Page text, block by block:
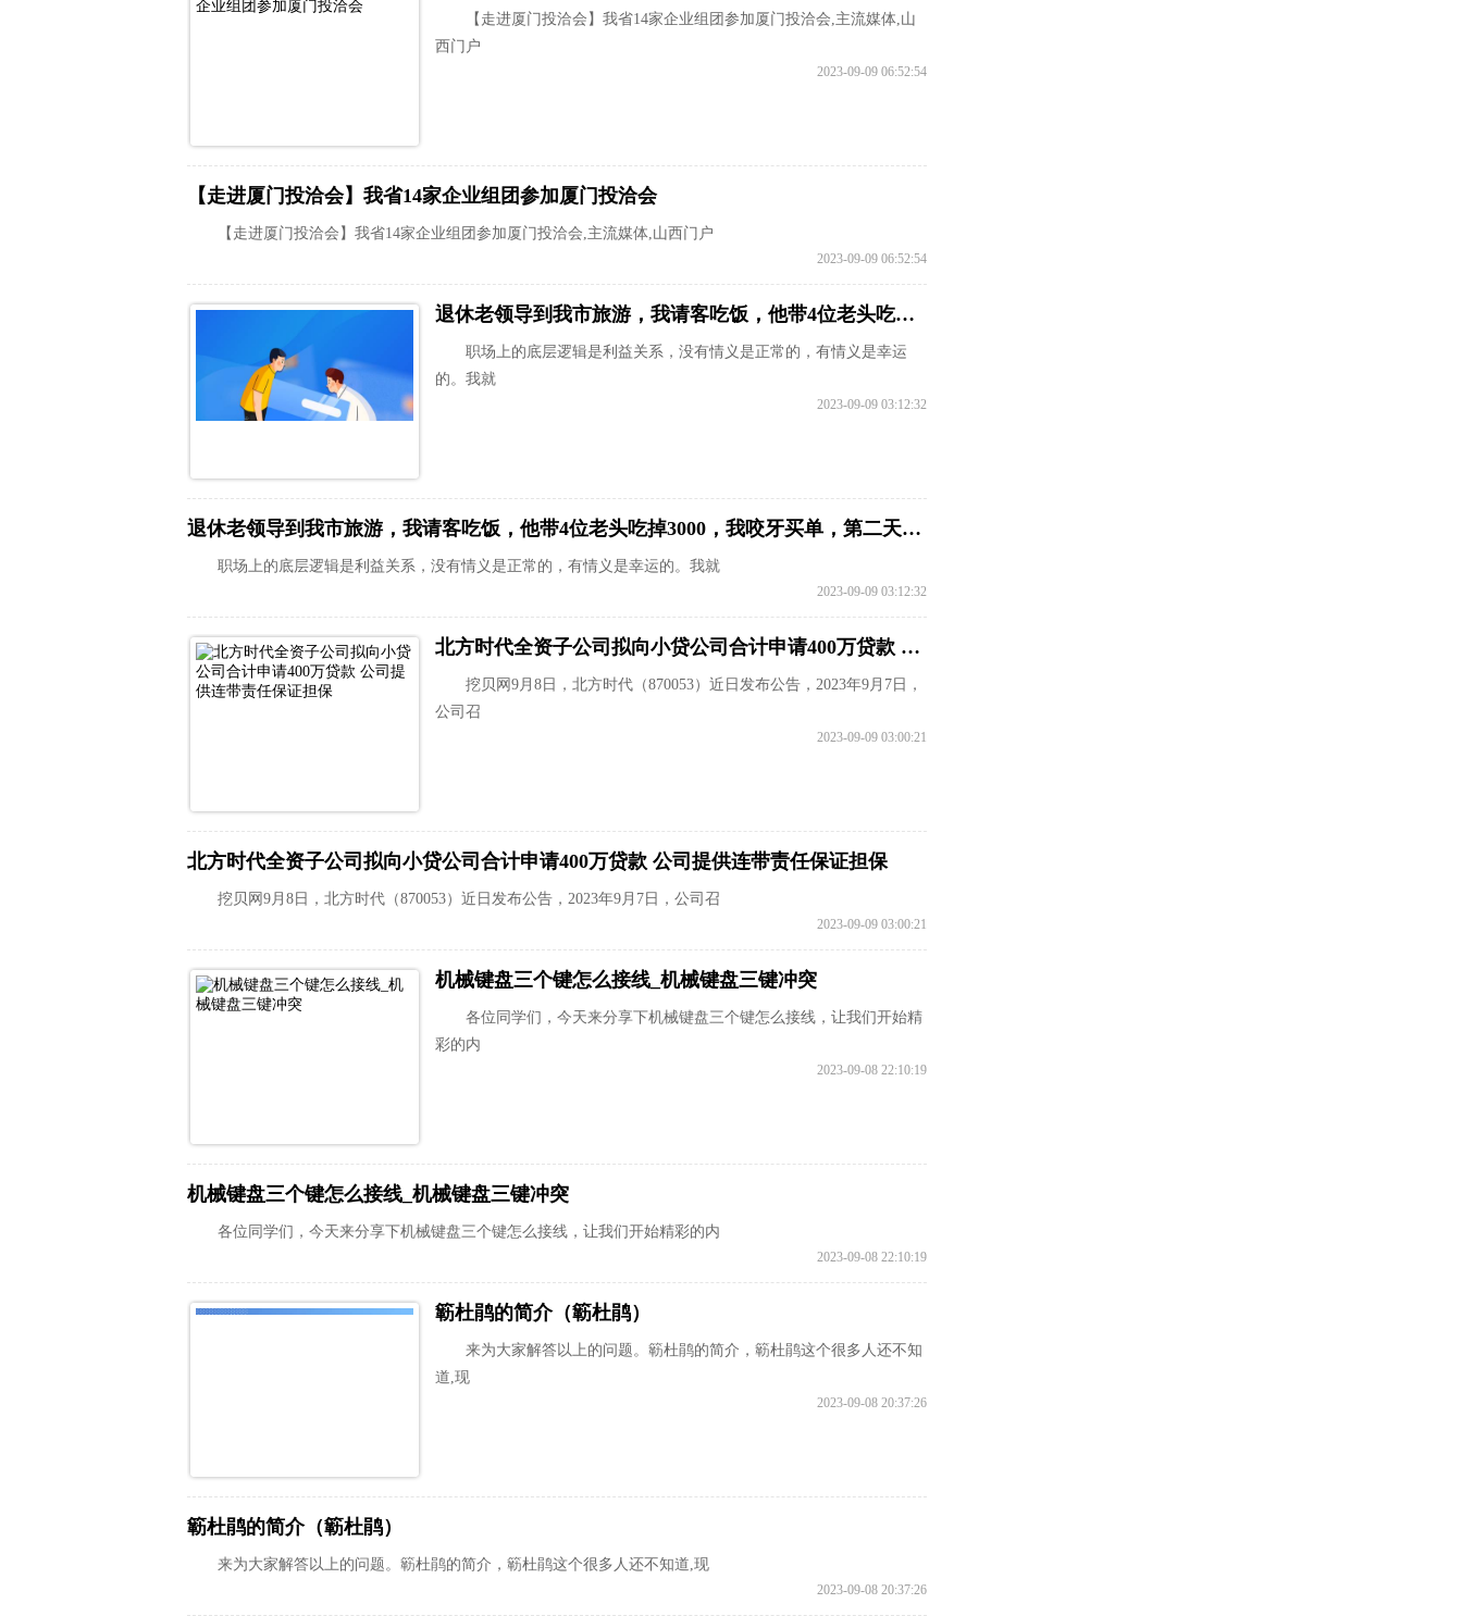
【走进厦门投洽会】我省14家企业组团参加厦门投洽会,主流媒体,山
西门户
2023-09-09 06:52:54
【走进厦门投洽会】我省14家企业组团参加厦门投洽会
【走进厦门投洽会】我省14家企业组团参加厦门投洽会,主流媒体,山西门户
2023-09-09 06:52:54
退休老领导到我市旅游，我请客吃饭，他带4位老头吃掉3000，我咬牙买单，第二天傻眼！
职场上的底层逻辑是利益关系，没有情义是正常的，有情义是幸运
的。我就
2023-09-09 03:12:32
退休老领导到我市旅游，我请客吃饭，他带4位老头吃掉3000，我咬牙买单，第二天傻眼！
职场上的底层逻辑是利益关系，没有情义是正常的，有情义是幸运的。我就
2023-09-09 03:12:32
北方时代全资子公司拟向小贷公司合计申请400万贷款 公司提供连带责任保证担保
挖贝网9月8日，北方时代（870053）近日发布公告，2023年9月7日，
公司召
2023-09-09 03:00:21
北方时代全资子公司拟向小贷公司合计申请400万贷款 公司提供连带责任保证担保
挖贝网9月8日，北方时代（870053）近日发布公告，2023年9月7日，公司召
2023-09-09 03:00:21
机械键盘三个键怎么接线_机械键盘三键冲突
各位同学们，今天来分享下机械键盘三个键怎么接线，让我们开始精
彩的内
2023-09-08 22:10:19
机械键盘三个键怎么接线_机械键盘三键冲突
各位同学们，今天来分享下机械键盘三个键怎么接线，让我们开始精彩的内
2023-09-08 22:10:19
簕杜鹃的简介（簕杜鹃）
来为大家解答以上的问题。簕杜鹃的简介，簕杜鹃这个很多人还不知
道,现
2023-09-08 20:37:26
簕杜鹃的简介（簕杜鹃）
来为大家解答以上的问题。簕杜鹃的简介，簕杜鹃这个很多人还不知道,现
2023-09-08 20:37:26